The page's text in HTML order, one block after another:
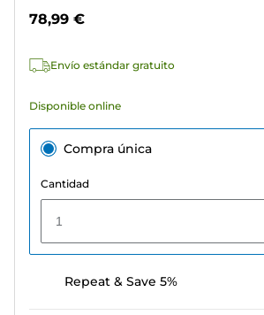
5
78,99 €
Envío estándar gratuito
Disponible online
Compra única
Cantidad
1
Repeat & Save 5%